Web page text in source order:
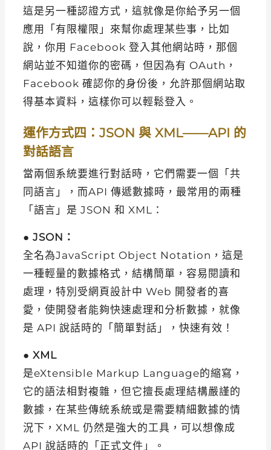
這是另一種認證方式，這就像是你給予另一個
應用「有限權限」來幫你處理某些事，比如
說，你用 Facebook 登入其他網站時，那個
網站並不知道你的密碼，但因為有 OAuth，
Facebook 確認你的身份後，允許那個網站取
得基本資料，這樣你可以輕鬆登入。
運作方式四：JSON 與 XML——API 的
對話語言
當兩個系統要進行對話時，它們需要一個「共
同語言」，而API 傳遞數據時，最常用的兩種
「語言」是 JSON 和 XML：
● JSON：
全名為JavaScript Object Notation，這是
一種輕量的數據格式，結構簡單，容易閱讀和
處理，特別受網頁設計中 Web 開發者的喜
愛，使開發者能夠快速處理和分析數據，就像
是 API 說話時的「簡單對話」，快速有效！
● XML
是eXtensible Markup Language的縮寫，
它的語法相對複雜，但它擅長處理結構嚴謹的
數據，在某些傳統系統或是需要精細數據的情
況下，XML 仍然是強大的工具，可以想像成
API 說話時的「正式文件」。